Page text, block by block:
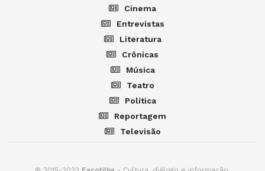
Cinema
Entrevistas
Literatura
Crônicas
Música
Teatro
Política
Reportagem
Televisão